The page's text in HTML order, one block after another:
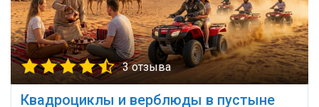
3 отзыва
Квадроциклы и верблюды в пустыне